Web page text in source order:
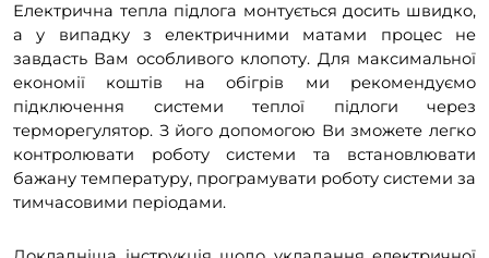
Електрична тепла підлога монтується досить швидко,
а у випадку з електричними матами процес не
завдасть Вам особливого клопоту. Для максимальної
економії коштів на обігрів ми рекомендуємо
підключення системи теплої підлоги через
терморегулятор. З його допомогою Ви зможете легко
контролювати роботу системи та встановлювати
бажану температуру, програмувати роботу системи за
тимчасовими періодами.